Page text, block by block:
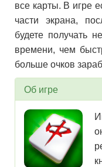
все карты. В игре
части экрана,
будете получать
времени, чем
больше очков
Об игре